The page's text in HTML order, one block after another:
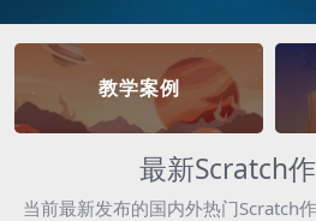
教学案例
最新Scratch
当前最新发布的国内外热门Scratch